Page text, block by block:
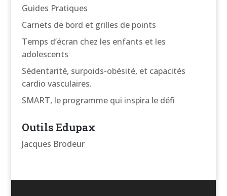
Guides Pratiques
Carnets de bord et grilles de points
Temps d’écran chez les enfants et les
adolescents
Sédentarité, surpoids-obésité, et capacités
cardio vasculaires.
SMART, le programme qui inspira le défi
Outils Edupax
Jacques Brodeur